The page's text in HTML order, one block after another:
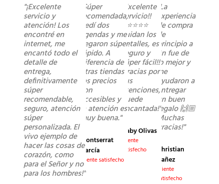
"¡Excelente
servicio y
atención! Los
encontré en
internet, me
encantó todo el
detalle de
entrega,
definitivamente
súper
recomendable,
seguro, atención
súper
personalizada. El
vivo ejemplo de
hacer las cosas de
corazón, como
para el Señor y no
para los hombres!"
"Súper
recomendada,
pedí dos
agendas y me
llegaron súper
rápido. A
diferencia de
otras tiendas
los precios
son
accesibles y
la atención es
muy buena."
Montserrat
García
Cliente satisfecho
"Excelente
servicio!!
⭐️⭐️⭐️⭐️⭐️
cuidan los
detalles, es
seguro y
súper fácil!!
Gracias por
sus
atenciones,
quede
encantada!"
Gaby Olivas
Cliente
satisfecho
"La
experiencia
de compra
de
principio a
fin fue de
lo mejor y
me
ayudaron a
entregar
un buen
regalo 🙌🏼
Muchas
gracias!"
Christian
Yañez
Cliente
satisfecho